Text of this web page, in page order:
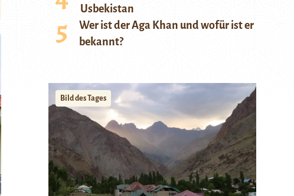
Usbekistan
Wer ist der Aga Khan und wofür ist er
bekannt?
Bild des Tages